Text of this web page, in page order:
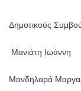
Δημοτικούς
Μανιάτη Ιωάννη
Μανδηλαρά